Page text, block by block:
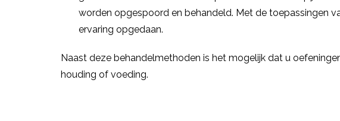
worden opgespoord en behandeld. Met de toepassingen
ervaring opgedaan.
Naast deze behandelmethoden is het mogelijk dat u
houding of voeding.